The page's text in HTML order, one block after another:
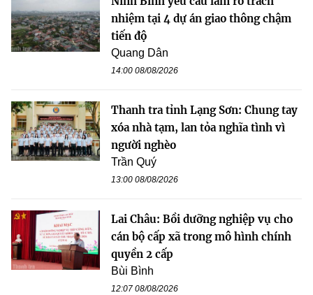
nhiệm tại 4 dự án giao thông chậm
tiến độ
Quang Dân
14:00 08/08/2026
Thanh tra tỉnh Lạng Sơn: Chung tay
xóa nhà tạm, lan tỏa nghĩa tình vì
người nghèo
Trần Quý
13:00 08/08/2026
Lai Châu: Bồi dưỡng nghiệp vụ cho
cán bộ cấp xã trong mô hình chính
quyền 2 cấp
Bùi Bình
12:07 08/08/2026